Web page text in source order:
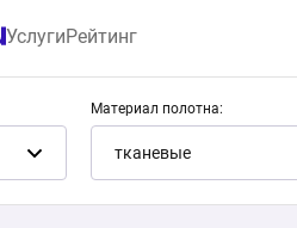
УслугиРейтинг
Материал полотна:
тканевые